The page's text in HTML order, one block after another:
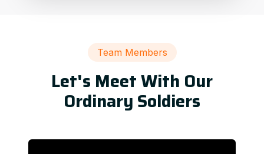
Team Members
Let's Meet With Our
Ordinary Soldiers